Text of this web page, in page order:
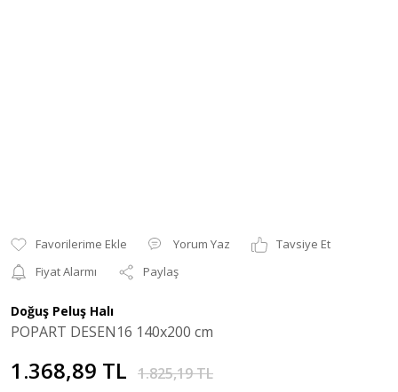
Yorum Yaz
Tavsiye Et
Fiyat Alarmı
Paylaş
Doğuş Peluş Halı
POPART DESEN16 140x200 cm
1.368,89 TL 1.825,19 TL